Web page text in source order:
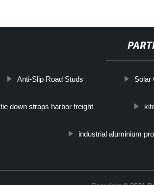
Anti-Slip Road Studs Solar
tie down straps harbor freight
industrial aluminium